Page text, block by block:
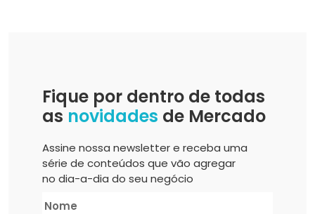
Fique por dentro de todas
as novidades de Mercado
Assine nossa newsletter e receba uma
série de conteúdos que vão agregar
no dia-a-dia do seu negócio
Nome